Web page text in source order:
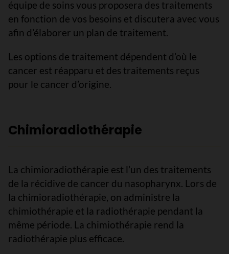
équipe de soins vous proposera des traitements
en fonction de vos besoins et discutera avec vous
afin d’élaborer un plan de traitement.
Les options de traitement dépendent d’où le
cancer est réapparu et des traitements reçus
pour le cancer d’origine.
Chimioradiothérapie
La chimioradiothérapie est l’un des traitements
de la récidive de cancer du nasopharynx. Lors de
la chimioradiothérapie, on administre la
chimiothérapie et la radiothérapie pendant la
même période. La chimiothérapie rend la
radiothérapie plus efficace.